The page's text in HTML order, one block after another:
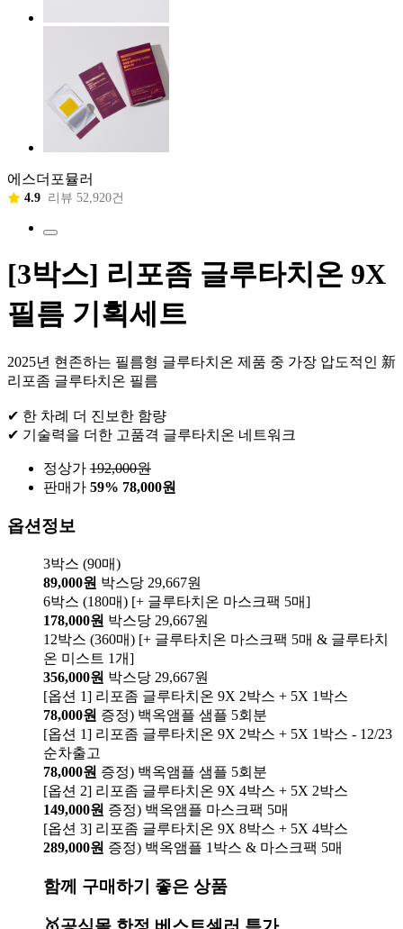
에스더포뮬러
4.9 리뷰 52,920건
[3박스] 리포좀 글루타치온 9X
필름 기획세트
2025년 현존하는 필름형 글루타치온 제품 중 가장 압도적인 新
리포좀 글루타치온 필름
✔ 한 차례 더 진보한 함량
✔ 기술력을 더한 고품격 글루타치온 네트워크
정상가 192,000원
판매가 59% 78,000원
옵션정보
3박스 (90매)
89,000원 박스당 29,667원
6박스 (180매) [+ 글루타치온 마스크팩 5매]
178,000원 박스당 29,667원
12박스 (360매) [+ 글루타치온 마스크팩 5매 & 글루타치
온 미스트 1개]
356,000원 박스당 29,667원
[옵션 1] 리포좀 글루타치온 9X 2박스 + 5X 1박스
78,000원 증정) 백옥앰플 샘플 5회분
[옵션 1] 리포좀 글루타치온 9X 2박스 + 5X 1박스 - 12/23
순차출고
78,000원 증정) 백옥앰플 샘플 5회분
[옵션 2] 리포좀 글루타치온 9X 4박스 + 5X 2박스
149,000원 증정) 백옥앰플 마스크팩 5매
[옵션 3] 리포좀 글루타치온 9X 8박스 + 5X 4박스
289,000원 증정) 백옥앰플 1박스 & 마스크팩 5매
함께 구매하기 좋은 상품